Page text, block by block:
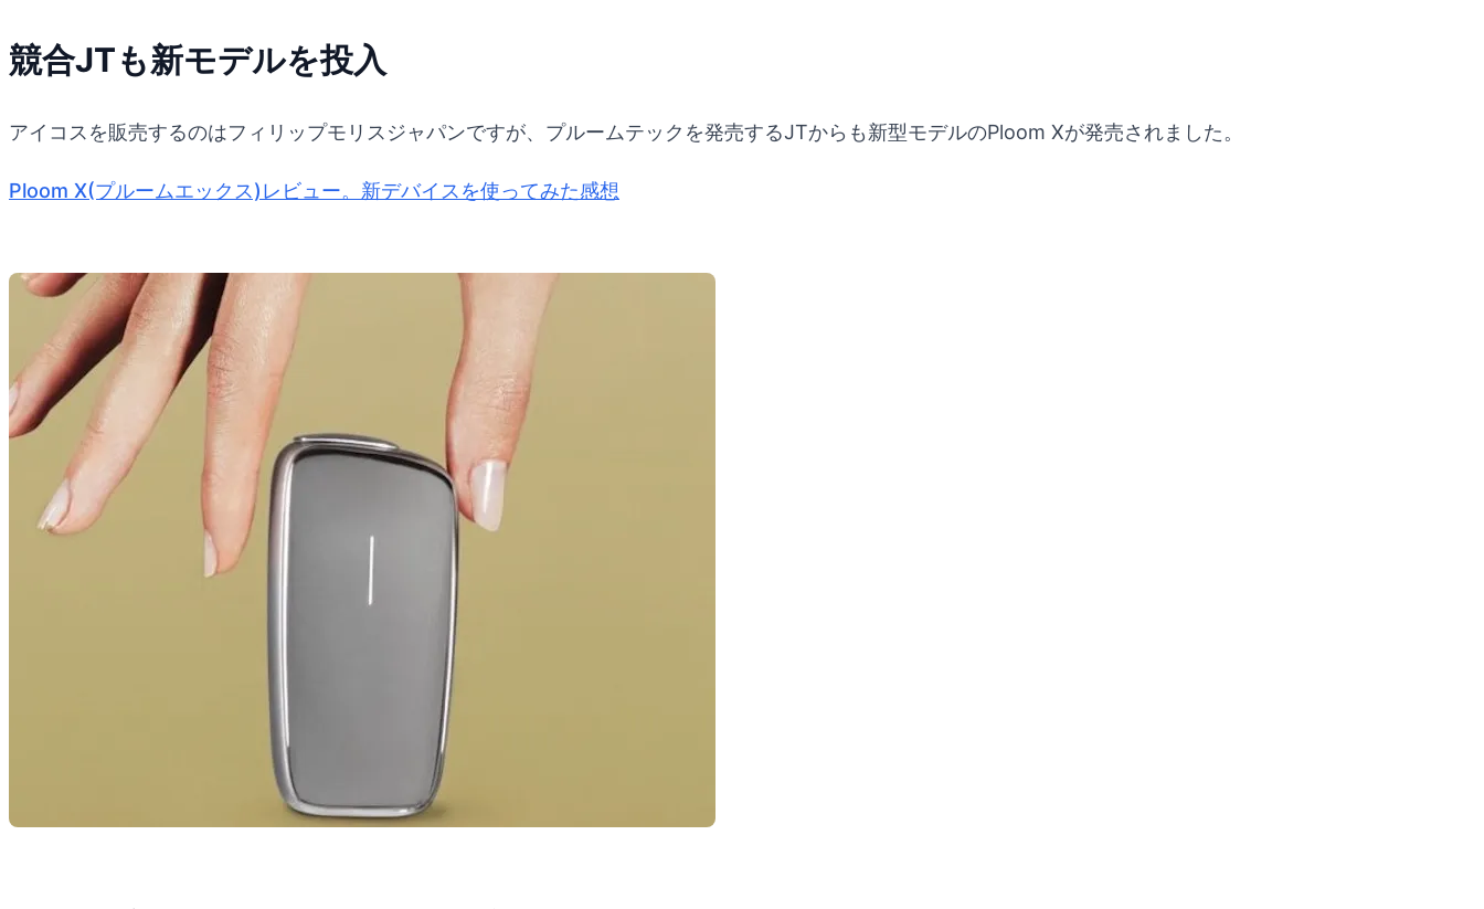
競合JTも新モデルを投入
アイコスを販売するのはフィリップモリスジャパンですが、プルームテックを発売するJTからも新型モデルのPloom Xが発売されました。
Ploom X(プルームエックス)レビュー。新デバイスを使ってみた感想